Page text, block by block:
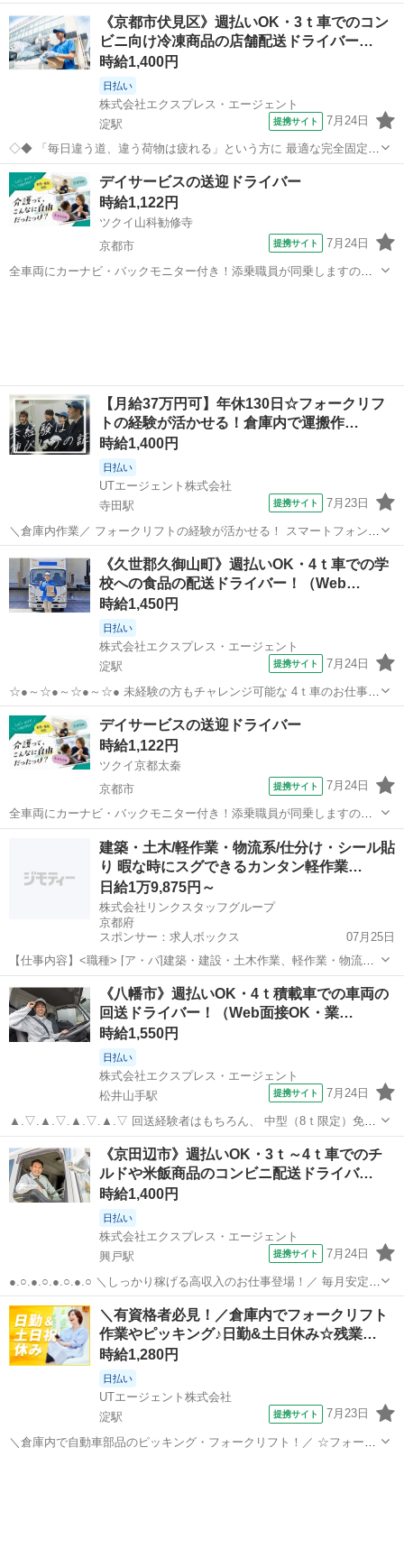
ようと 思っている方にオススメしたいお仕事です！ △▼
—————————————— ■使用車種：1.5ｔ（AT車） ■業務内
容：個人宅への食品や日用品の配...
京都 京都市 西向日駅 ドライバー
《京都市伏見区》週払いOK・3ｔ車でのコン
ビニ向け冷凍商品の店舗配送ドライバー…
時給1,400円
日払い
株式会社エクスプレス・エージェント
淀駅
提携サイト 7月24日
◇◆ 「毎日違う道、違う荷物は疲れる」という方に 最適な完全固定ル
ートのお仕事が登場！ 決まった店舗への配送となりますので リズムよ
く進められるお仕事です♪ ◆◇ —————————————— ■使用
車種：3ｔ ■業務内容...
京都 京都市 淀駅 ドライバー
デイサービスの送迎ドライバー
時給1,122円
ツクイ山科勧修寺
京都市
提携サイト 7月24日
全車両にカーナビ・バックモニター付き！添乗職員が同乗しますので
【月給37万円可】年休130日☆フォークリフ
トの経験が活かせる！倉庫内で運搬作…
時給1,400円
日払い
UTエージェント株式会社
寺田駅
提携サイト 7月23日
＼倉庫内作業／ フォークリフトの経験が活かせる！ スマートフォン等
のタッチパネル用プラスチックフィルムを 製造しているメーカーでの
お仕事◎ 個人でコツコツ作業するのが好きな方にオススメのお仕事で
す！ ＜具体的には…＞ ...
京都 城陽市 寺田駅 ドライバー
《久世郡久御山町》週払いOK・4ｔ車での学
校への食品の配送ドライバー！（Web…
時給1,450円
日払い
株式会社エクスプレス・エージェント
淀駅
提携サイト 7月24日
☆●～☆●～☆●～☆● 未経験の方もチャレンジ可能な 4ｔ車のお仕事が
登場です◎ 土曜＋平日休みもあるため、 プライベートの充実も図れて
メリハリのある勤務ができます！ ☆●～☆●～☆●～☆●
——————————————...
京都 淀駅 ドライバー
デイサービスの送迎ドライバー
時給1,122円
ツクイ京都太秦
京都市
提携サイト 7月24日
全車両にカーナビ・バックモニター付き！添乗職員が同乗しますので
安心して始められます。 ※デイサービスを利用されるお客様の送迎
業務 ※専用車両(キャラバン・ハイエース)の運転、各種点検 ※乗
降時の介護補助(歩行介助・車い...
京都市 ドライバー
建築・土木/軽作業・物流系/仕分け・シール貼
り 暇な時にスグできるカンタン軽作業…
日給1万9,875円～
株式会社リンクスタッフグループ
京都府
スポンサー：求人ボックス
07月25日
【仕事内容】<職種> [ア・パ]建築・建設・土木作業、軽作業・物流そ
の他、仕分け・シール貼り <雇用形態> アルバイト・パート <給与>
[ア・パ]日給19,875円～ 交通費:一部支給 交通費一部支給 面接交通費
上限2,000円...
アルバイト・パート
《八幡市》週払いOK・4ｔ積載車での車両の
回送ドライバー！（Web面接OK・業…
時給1,550円
日払い
株式会社エクスプレス・エージェント
松井山手駅
提携サイト 7月24日
▲.▽.▲.▽.▲.▽.▲.▽ 回送経験者はもちろん、 中型（8ｔ限定）免許
とトラック経験があれば、 回送未経験の方もご案内可能です☆ 【運転
中心】のお仕事をお探しの方！ ご応募は今がチャンスですよ♪
▲.▽.▲.▽.▲.▽...
京都 八幡市 松井山手駅 ドライバー
《京田辺市》週払いOK・3ｔ～4ｔ車でのチ
ルドや米飯商品のコンビニ配送ドライバ…
時給1,400円
日払い
株式会社エクスプレス・エージェント
興戸駅
提携サイト 7月24日
●.○.●.○.●.○.●.○ ＼しっかり稼げる高収入のお仕事登場！／ 毎月安定し
て36万円以上稼げます☆ とてもおススメしたいお仕事なので 是非チェ
ックしてください♪ ●.○.●.○.●.○.●.○ ——————————...
京都 京田辺市 興戸駅 ドライバー
＼有資格者必見！／倉庫内でフォークリフト
作業やピッキング♪日勤&土日休み☆残業…
時給1,280円
日払い
UTエージェント株式会社
淀駅
提携サイト 7月23日
＼倉庫内で自動車部品のピッキング・フォークリフト！／ ☆フォーク